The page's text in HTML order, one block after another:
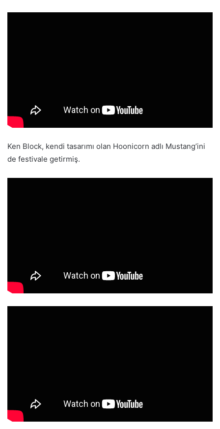
Ken Block, kendi tasarımı olan Hoonicorn adlı Mustang’ini
de festivale getirmiş.